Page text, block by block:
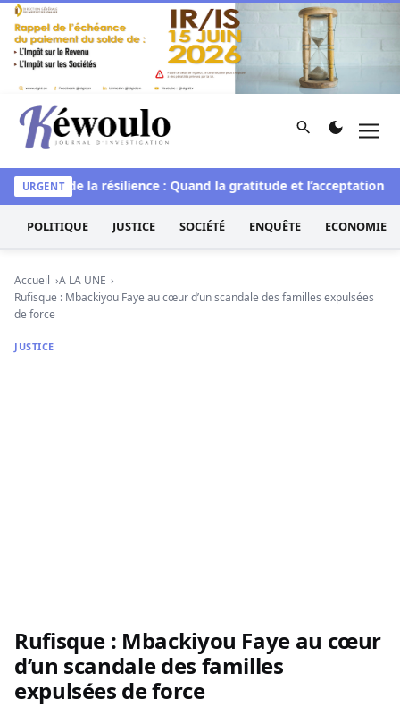
Aller au contenu
Kéwoulo, le premier site d'information et d'investigation
Rechercher
URGENT
L’art de la résilience : Quand la gratitude et l’acceptation
POLITIQUE JUSTICE SOCIÉTÉ ENQUÊTE ECONOMIE
Accueil
A LA UNE
Rufisque : Mbackiyou Faye au cœur d’un scandale des familles expulsées
de force
JUSTICE
Rufisque : Mbackiyou Faye au cœur
d’un scandale des familles
expulsées de force